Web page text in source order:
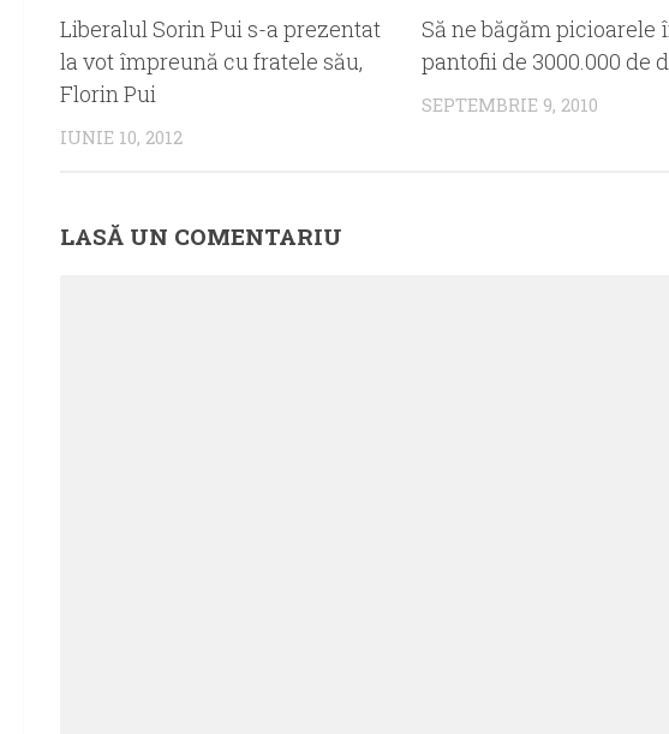
Liberalul Sorin Pui s-a prezentat
la vot împreună cu fratele său,
Florin Pui
IUNIE 10, 2012
Să ne băgăm picioarele
pantofii de 3000.000 de
SEPTEMBRIE 9, 2010
LASĂ UN COMENTARIU